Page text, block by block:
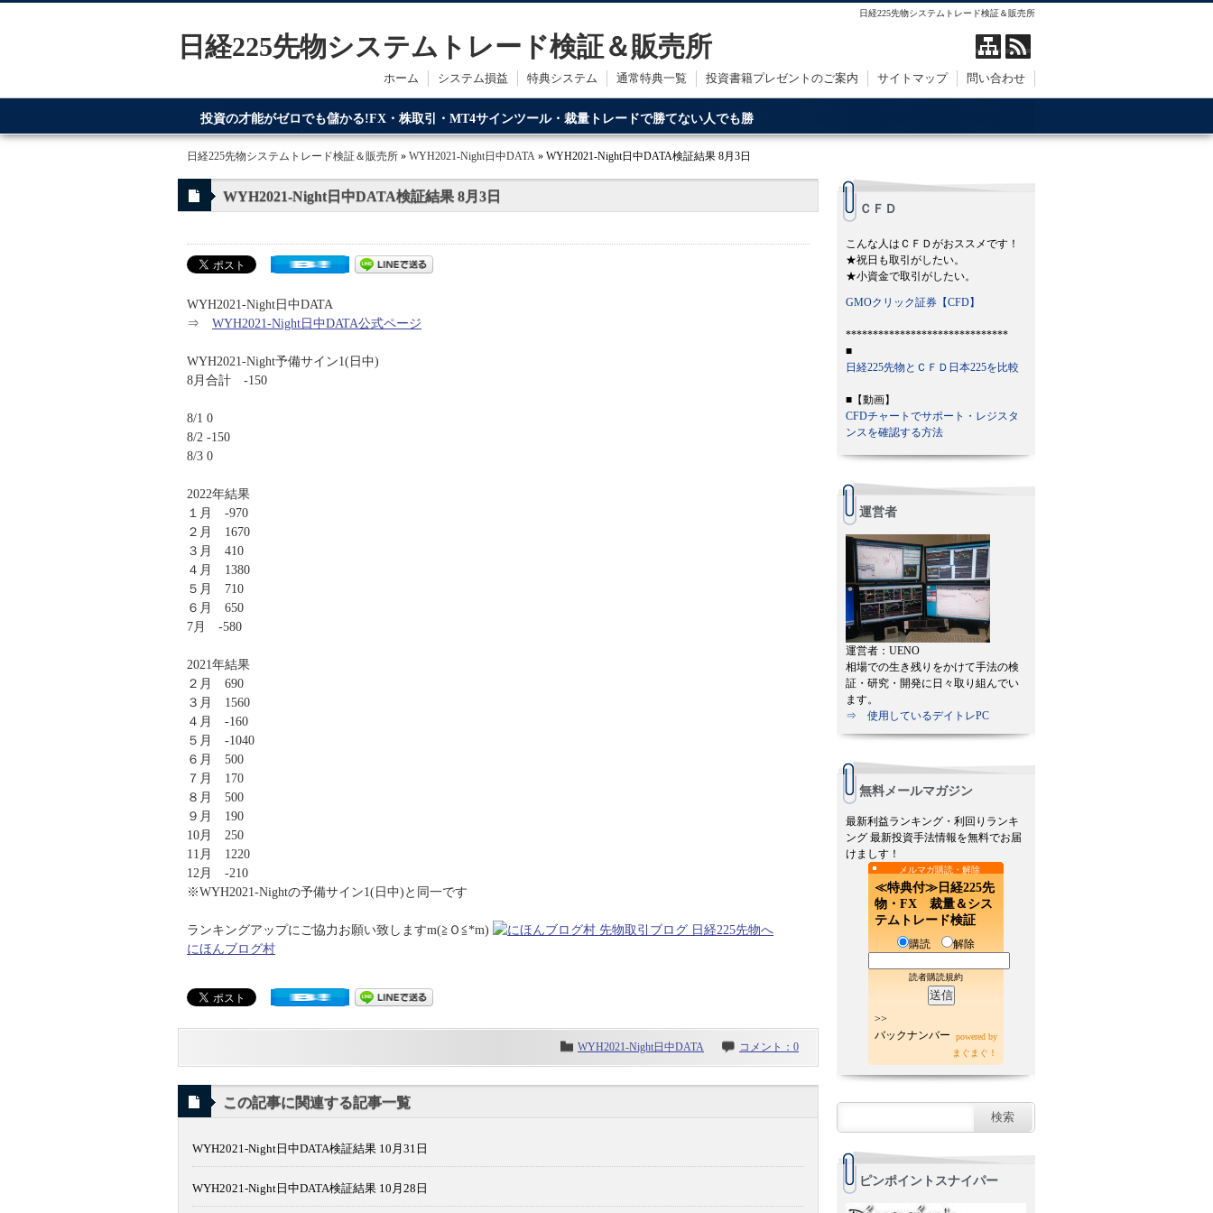
日経225先物システムトレード検証＆販売所
日経225先物システムトレード検証＆販売所
ホーム システム損益 特典システム 通常特典一覧 投資書籍プレゼントのご案内 サイトマップ 問い合わせ
投資の才能がゼロでも儲かる!FX・株取引・MT4サインツール・裁量トレードで勝てない人でも勝
てるのが日経225先物システムトレードです。
日経225先物システムトレード検証＆販売所 » WYH2021-Night日中DATA » WYH2021-Night日中DATA検証結果 8月3日
WYH2021-Night日中DATA検証結果 8月3日
WYH2021-Night日中DATA
⇒ WYH2021-Night日中DATA公式ページ
WYH2021-Night予備サイン1(日中)
8月合計 -150
8/1 0
8/2 -150
8/3 0
2022年結果
１月 -970
２月 1670
３月 410
４月 1380
５月 710
６月 650
7月 -580
2021年結果
２月 690
３月 1560
４月 -160
５月 -1040
６月 500
７月 170
８月 500
９月 190
10月 250
11月 1220
12月 -210
※WYH2021-Nightの予備サイン1(日中)と同一です
ランキングアップにご協力お願い致しますm(≧Ｏ≦*m)
にほんブログ村
WYH2021-Night日中DATA コメント：0
この記事に関連する記事一覧
WYH2021-Night日中DATA検証結果 10月31日
WYH2021-Night日中DATA検証結果 10月28日
ＣＦＤ
こんな人はＣＦＤがおススメです！
★祝日も取引がしたい。
★小資金で取引がしたい。
GMOクリック証券【CFD】
******************************
■
日経225先物とＣＦＤ日本225を比較
■【動画】
CFDチャートでサポート・レジスタ
ンスを確認する方法
運営者
運営者：UENO
相場での生き残りをかけて手法の検
証・研究・開発に日々取り組んでい
ます。
⇒ 使用しているデイトレPC
無料メールマガジン
最新利益ランキング・利回りランキ
ング 最新投資手法情報を無料でお届
けましす！
メルマガ購読・解除
≪特典付≫日経225先
物・FX 裁量＆シス
テムトレード検証
購読 解除
読者購読規約
>>
バックナンバー
powered by
まぐまぐ！
ピンポイントスナイパー